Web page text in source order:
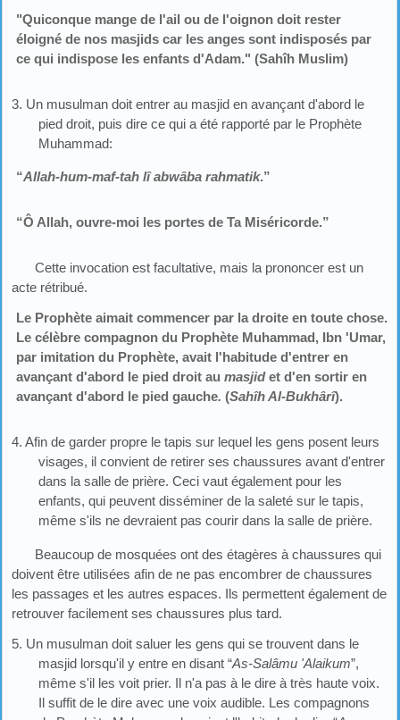
"Quiconque mange de l'ail ou de l'oignon doit rester
éloigné de nos masjids car les anges sont indisposés par
ce qui indispose les enfants d'Adam." (Sahîh Muslim)
3. Un musulman doit entrer au masjid en avançant d'abord le
pied droit, puis dire ce qui a été rapporté par le Prophète
Muhammad:
“Allah-hum-maf-tah lî abwâba rahmatik.”
“Ô Allah, ouvre-moi les portes de Ta Miséricorde.”
Cette invocation est facultative, mais la prononcer est un
acte rétribué.
Le Prophète aimait commencer par la droite en toute chose.
Le célèbre compagnon du Prophète Muhammad, Ibn 'Umar,
par imitation du Prophète, avait l'habitude d'entrer en
avançant d'abord le pied droit au masjidet d'en sortir en
avançant d'abord le pied gauche. (Sahîh Al-Bukhârî).
4. Afin de garder propre le tapis sur lequel les gens posent leurs
visages, il convient de retirer ses chaussures avant d'entrer
dans la salle de prière. Ceci vaut également pour les
enfants, qui peuvent disséminer de la saleté sur le tapis,
même s'ils ne devraient pas courir dans la salle de prière.
Beaucoup de mosquées ont des étagères à chaussures qui
doivent être utilisées afin de ne pas encombrer de chaussures
les passages et les autres espaces. Ils permettent également de
retrouver facilement ses chaussures plus tard.
5. Un musulman doit saluer les gens qui se trouvent dans le
masjid lorsqu'il y entre en disant “As-Salâmu 'Alaikum”,
même s'il les voit prier. Il n'a pas à le dire à très haute voix.
Il suffit de le dire avec une voix audible. Les compagnons